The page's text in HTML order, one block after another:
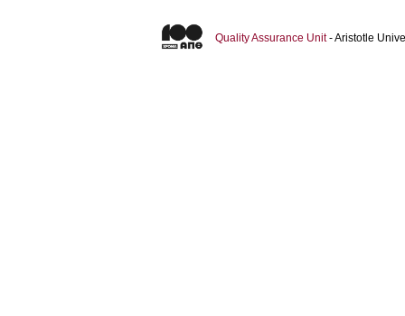
Quality Assurance Unit- Aristotle